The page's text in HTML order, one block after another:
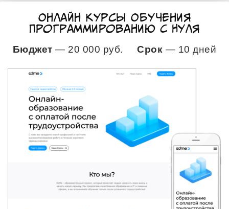
Онлайн Курсы Обучения
Программированию С Нуля
Бюджет — 20 000 руб.Срок — 10 дней